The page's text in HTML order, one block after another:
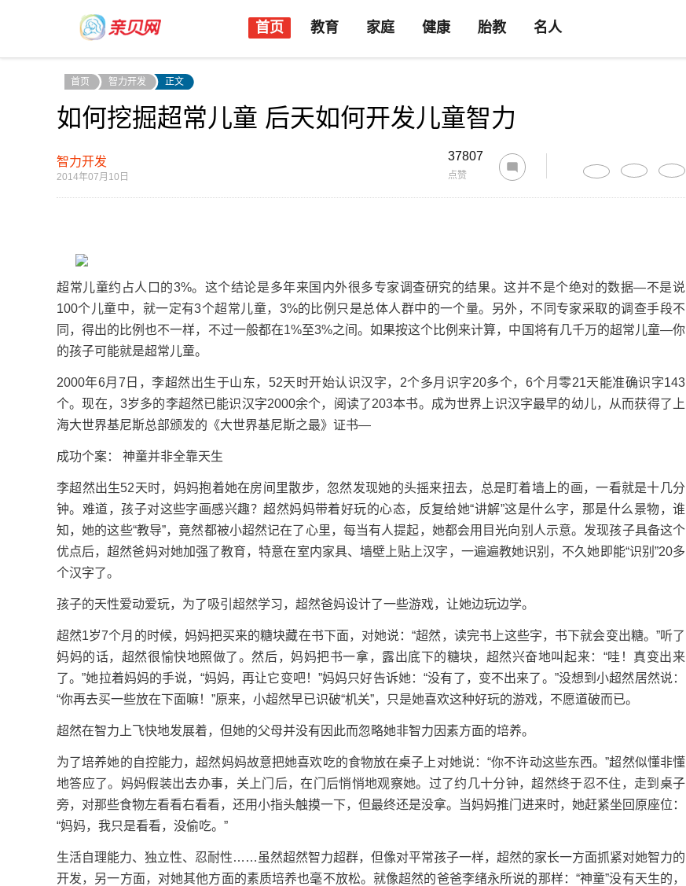
首页 教育 家庭 健康 胎教 名人
首页 智力开发 正文
如何挖掘超常儿童 后天如何开发儿童智力
智力开发
2014年07月10日
37807
点赞
超常儿童约占人口的3%。这个结论是多年来国内外很多专家调查研究的结果。这并不是个绝对的数据—不是说
100个儿童中，就一定有3个超常儿童，3%的比例只是总体人群中的一个量。另外，不同专家采取的调查手段不
同，得出的比例也不一样，不过一般都在1%至3%之间。如果按这个比例来计算，中国将有几千万的超常儿童—你
的孩子可能就是超常儿童。
2000年6月7日，李超然出生于山东，52天时开始认识汉字，2个多月识字20多个，6个月零21天能准确识字143
个。现在，3岁多的李超然已能识汉字2000余个，阅读了203本书。成为世界上识汉字最早的幼儿，从而获得了上
海大世界基尼斯总部颁发的《大世界基尼斯之最》证书—
成功个案： 神童并非全靠天生
李超然出生52天时，妈妈抱着她在房间里散步，忽然发现她的头摇来扭去，总是盯着墙上的画，一看就是十几分
钟。难道，孩子对这些字画感兴趣？超然妈妈带着好玩的心态，反复给她“讲解”这是什么字，那是什么景物，谁
知，她的这些“教导”，竟然都被小超然记在了心里，每当有人提起，她都会用目光向别人示意。发现孩子具备这个
优点后，超然爸妈对她加强了教育，特意在室内家具、墙壁上贴上汉字，一遍遍教她识别，不久她即能“识别”20多
个汉字了。
孩子的天性爱动爱玩，为了吸引超然学习，超然爸妈设计了一些游戏，让她边玩边学。
超然1岁7个月的时候，妈妈把买来的糖块藏在书下面，对她说：“超然，读完书上这些字，书下就会变出糖。”听了
妈妈的话，超然很愉快地照做了。然后，妈妈把书一拿，露出底下的糖块，超然兴奋地叫起来：“哇！真变出来
了。”她拉着妈妈的手说，“妈妈，再让它变吧！”妈妈只好告诉她：“没有了，变不出来了。”没想到小超然居然说：
“你再去买一些放在下面嘛！”原来，小超然早已识破“机关”，只是她喜欢这种好玩的游戏，不愿道破而已。
超然在智力上飞快地发展着，但她的父母并没有因此而忽略她非智力因素方面的培养。
为了培养她的自控能力，超然妈妈故意把她喜欢吃的食物放在桌子上对她说：“你不许动这些东西。”超然似懂非懂
地答应了。妈妈假装出去办事，关上门后，在门后悄悄地观察她。过了约几十分钟，超然终于忍不住，走到桌子
旁，对那些食物左看看右看看，还用小指头触摸一下，但最终还是没拿。当妈妈推门进来时，她赶紧坐回原座位：
“妈妈，我只是看看，没偷吃。”
生活自理能力、独立性、忍耐性……虽然超然智力超群，但像对平常孩子一样，超然的家长一方面抓紧对她智力的
开发，另一方面，对她其他方面的素质培养也毫不放松。就像超然的爸爸李绪永所说的那样：“神童”没有天生的，